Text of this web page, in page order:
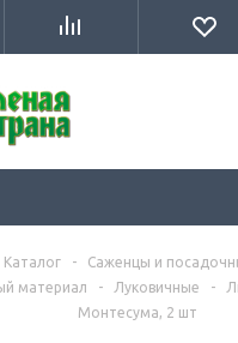
Каталог - Саженцы и
материал
- Луковичные -
Монтесума, 2 шт